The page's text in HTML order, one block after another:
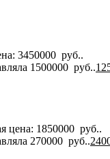
3450000 руб..
1500000 руб..
цена: 1850000 руб..
270000 руб..